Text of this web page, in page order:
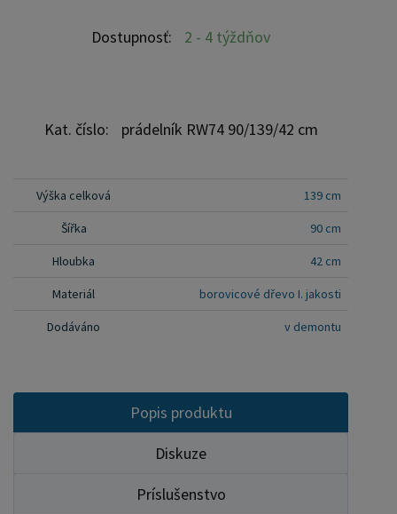
elegantnou ozdobou vášho domova. Skriňu je
prevedenie: orech alebo dub je za príplatok 10%.
biela alebo šedá je za príplatok 30% Výber
Dostupnosť: 2 - 4 týždňov
Kat. číslo: prádelník RW74 90/139/42 cm
Výška celková 139 cm
Šířka 90 cm
Hloubka 42 cm
Materiál borovicové dřevo I. jakosti
Dodáváno v demontu
Popis produktu
Diskuze
Príslušenstvo